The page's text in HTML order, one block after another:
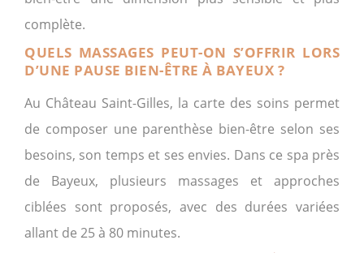
complète.
QUELS MASSAGES PEUT-ON S’OFFRIR LORS
D’UNE PAUSE BIEN-ÊTRE À BAYEUX ?
Au Château Saint-Gilles, la carte des soins permet
de composer une parenthèse bien-être selon ses
besoins, son temps et ses envies. Dans ce spa près
de Bayeux, plusieurs massages et approches
ciblées sont proposés, avec des durées variées
allant de 25 à 80 minutes.